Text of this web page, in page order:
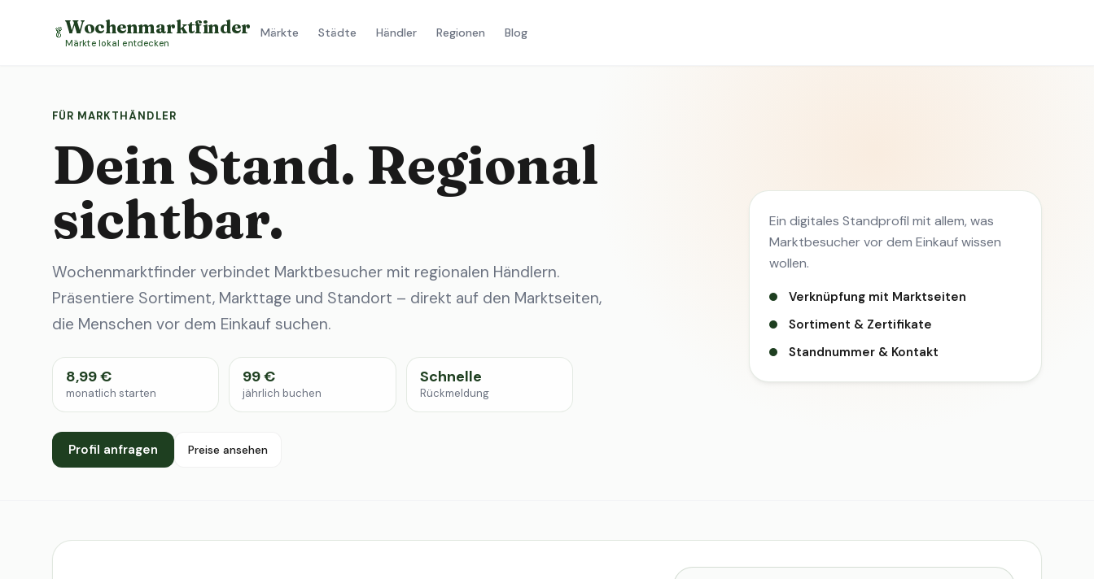
🥬Wochenmarktfinder
Märkte lokal entdecken
Märkte Städte Händler Regionen Blog
FÜR MARKTHÄNDLER
Dein Stand. Regional
sichtbar.
Wochenmarktfinder verbindet Marktbesucher mit regionalen Händlern.
Präsentiere Sortiment, Markttage und Standort – direkt auf den Marktseiten,
die Menschen vor dem Einkauf suchen.
8,99 €
monatlich starten
99 €
jährlich buchen
Schnelle
Rückmeldung
Profil anfragen Preise ansehen
Ein digitales Standprofil mit allem, was
Marktbesucher vor dem Einkauf wissen
wollen.
Verknüpfung mit Marktseiten
Sortiment & Zertifikate
Standnummer & Kontakt